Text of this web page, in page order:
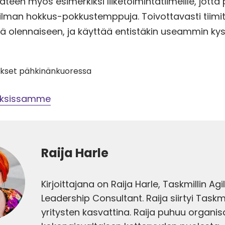
hokkus-pokkustemppuja. Toivottavasti
olennaiseen, ja käyttää entistäkin useammin
pähkinänkuoressa
Raija Harle
Kirjoittajana on Raija Harle, Taskmillin
Leadership Consultant. Raija siirtyi
yritysten kasvattina. Raija puhuu